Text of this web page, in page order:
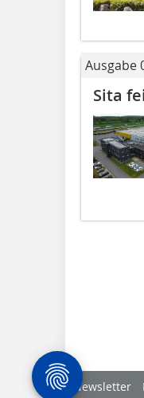
Ausgabe
Sita
Newsletter